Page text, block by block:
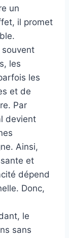
un
il promet
les
les
et de
Par
devient
Ainsi,
et
dépend
Donc,
le
sans